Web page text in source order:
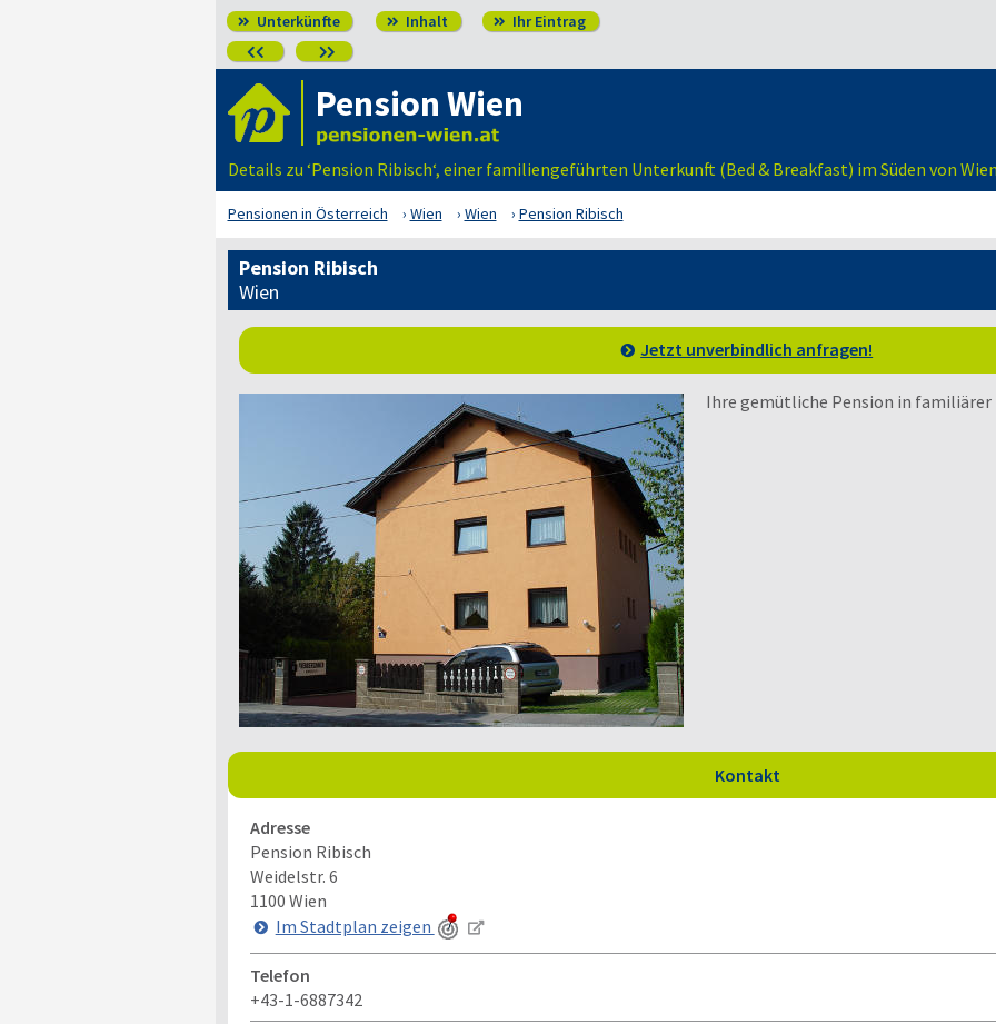
 Unterkünfte  Inhalt  Ihr Eintrag
 
Pension Wien
Details zu ‘Pension Ribisch‘, einer familiengeführten Unterkunft (Bed & Breakfast) im Süden von
Pensionen in Österreich Wien Wien Pension Ribisch
Pension Ribisch
Wien
Jetzt unverbindlich anfragen!
Ihre gemütliche Pension in familiärer
Kontakt
Adresse
Pension Ribisch
Weidelstr. 6
1100 Wien
Im Stadtplan zeigen
Telefon
+43-1-6887342